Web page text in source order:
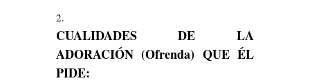
CUALIDADES DE LA
ADORACIÓN (Ofrenda) QUE ÉL
PIDE: